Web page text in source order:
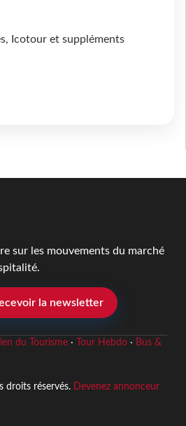
Icotour et suppléments
sur les mouvements du marché
la newsletter
du Tourisme· Tour Hebdo· Bus &
droits réservés. Devenez annonceur